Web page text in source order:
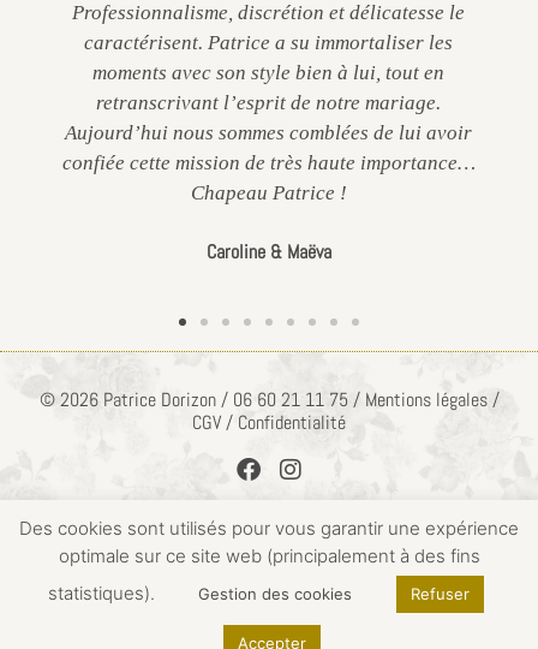
Professionnalisme, discrétion et délicatesse le
caractérisent. Patrice a su immortaliser les
moments avec son style bien à lui, tout en
retranscrivant l’esprit de notre mariage.
Aujourd’hui nous sommes comblées de lui avoir
confiée cette mission de très haute importance…
Chapeau Patrice !
Caroline & Maëva
© 2026 Patrice Dorizon / 06 60 21 11 75 / Mentions légales /
CGV / Confidentialité
ACCÈS PRIVÉ
Des cookies sont utilisés pour vous garantir une expérience
optimale sur ce site web (principalement à des fins
statistiques).
Gestion des cookies Refuser
Accepter